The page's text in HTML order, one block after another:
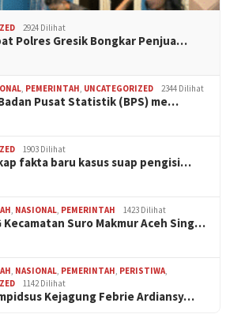
2924 Dilihat
Polres Gresik Bongkar Penjua…
, PEMERINTAH, UNCATEGORIZED 2344 Dilihat
Pusat Statistik (BPS) me…
1903 Dilihat
fakta baru kasus suap pengisi…
, NASIONAL, PEMERINTAH 1423 Dilihat
Kecamatan Suro Makmur Aceh Sing…
, NASIONAL, PEMERINTAH, PERISTIWA,
1142 Dilihat
Kejagung Febrie Ardiansy…